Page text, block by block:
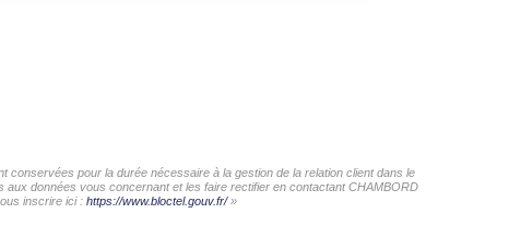
pour la durée nécessaire à la gestion de la relation client dans le
données vous concernant et les faire rectifier en contactant CHAMBORD
inscrire ici : https://www.bloctel.gouv.fr/»